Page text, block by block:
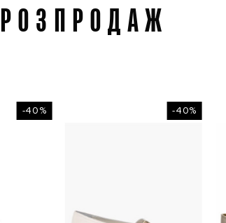
РОЗПРОДАЖ
-40% -40%